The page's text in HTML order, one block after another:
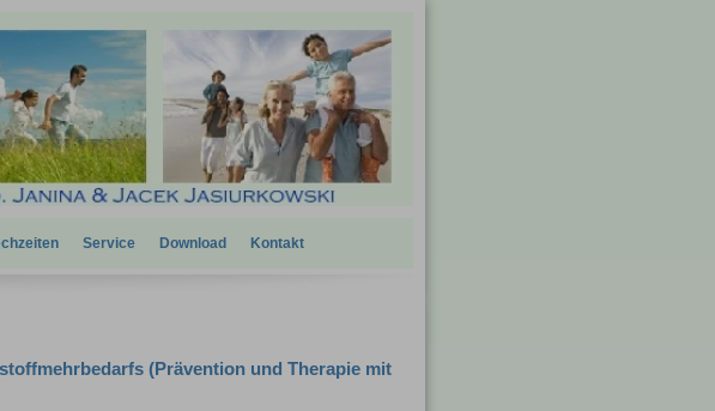
Service Download Kontakt
(Prävention und Therapie mit